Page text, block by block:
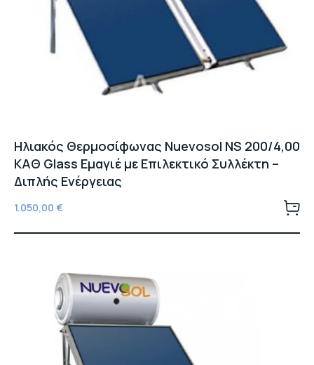
Ηλιακός Θερμοσίφωνας Nuevosol NS 200/4,00
ΚΑΘ Glass Εμαγιέ με Επιλεκτικό Συλλέκτη –
Διπλής Ενέργειας
1.050,00 €